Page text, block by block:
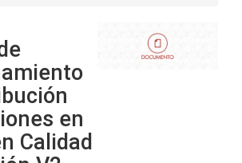
en
Calidad